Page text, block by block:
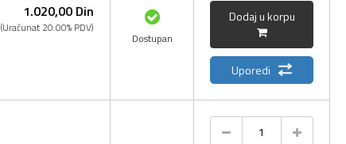
1.020,00 Din
(Uračunat 20.00% PDV)
Dostupan
Dodaj u korpu
Uporedi